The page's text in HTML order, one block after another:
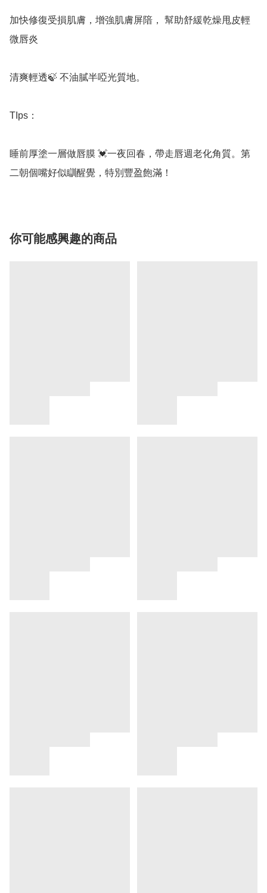
加快修復受損肌膚，增強肌膚屏隌， 幫助舒緩乾燥甩皮輕
微唇炎
清爽輕透🍃 不油膩半啞光質地。
TIps：
睡前厚塗一層做唇膜 💓一夜回春，帶走唇週老化角質。第
二朝個嘴好似瞓醒覺，特別豐盈飽滿！
你可能感興趣的商品